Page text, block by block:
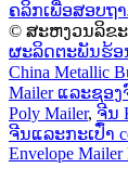
ຄລິກເພື່ອສອບຖ
© ສະຫງວນລິຂະສິ
ຜະລິດຕະພັນຮ້ອ
China Metallic
Mailer ແລະຊອ
Poly Mailer, ຈີນ
ຈີນ​ແລະ​ກະ​ເປົ໋າ
Envelope Mailer